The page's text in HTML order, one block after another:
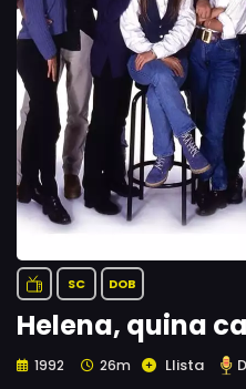
SC DOB
Helena, quina
1992 26m Llista